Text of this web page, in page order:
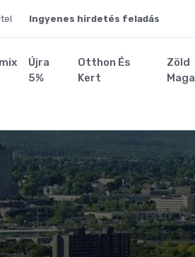
Ingyenes hirdetés feladás
Újra
5%
Otthon És
Kert
Zöld